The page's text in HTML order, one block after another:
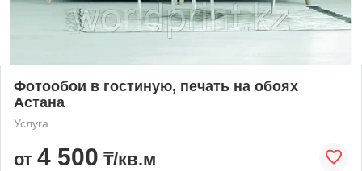
Фотообои в гостиную, печать на обоях
Астана
Услуга
от 4 500 ₸/кв.м